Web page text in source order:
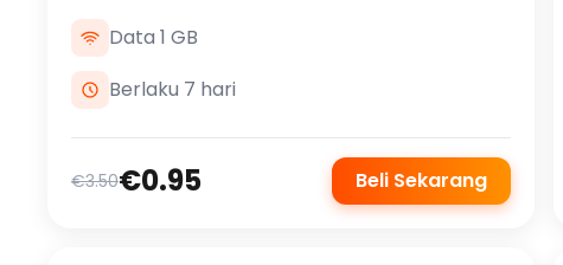
Data 1 GB
Berlaku 7 hari
€3.50€0.95 Beli Sekarang